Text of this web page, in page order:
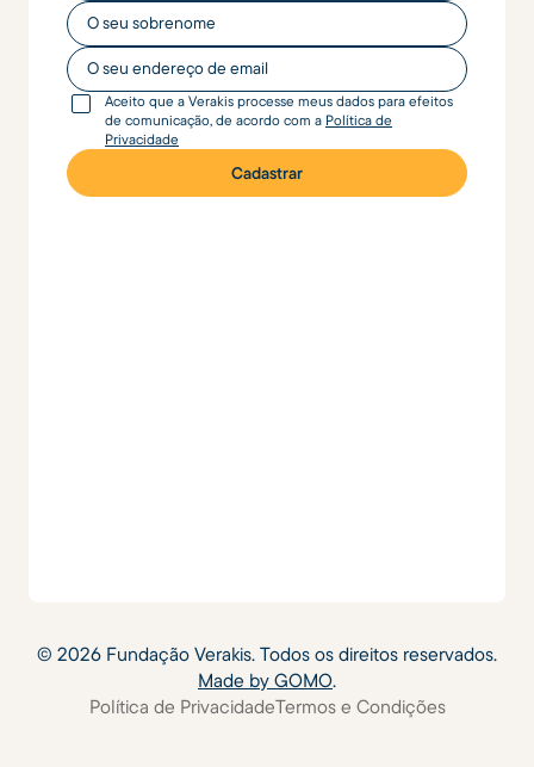
O seu nome
O seu endereço de email
Aceito que a Verakis processe meus dados para efeitos
de comunicação, de acordo com a Política de
Privacidade
© 2026 Fundação Verakis. Todos os direitos reservados.
Made by GOMO.
Política de PrivacidadeTermos e Condições